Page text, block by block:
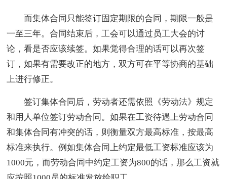
而集体合同只能签订固定期限的合同，期限一般是
一至三年。合同结束后，工会可以通过员工大会的讨
论，看是否应该续签。如果觉得合理的话可以再次签
订，如果有需要改正的地方，双方可在平等协商的基础
上进行修正。
签订集体合同后，劳动者还需依照《劳动法》规定
和用人单位签订劳动合同。如果在工资待遇上劳动合同
和集体合同有冲突的话，则衡量双方最高标准，按最高
标准来执行。例如集体合同上约定最低工资标准应该为
1000元，而劳动合同中约定工资为800的话，那么工资就